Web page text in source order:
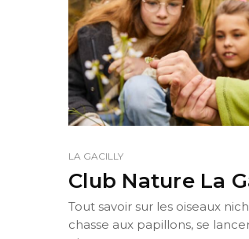
LA GACILLY
Club Nature La
Tout savoir sur les oiseaux
chasse aux papillons, se